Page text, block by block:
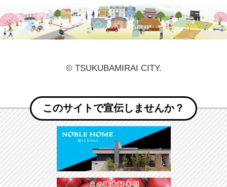
© TSUKUBAMIRAI CITY.
このサイトで宣伝しませんか？